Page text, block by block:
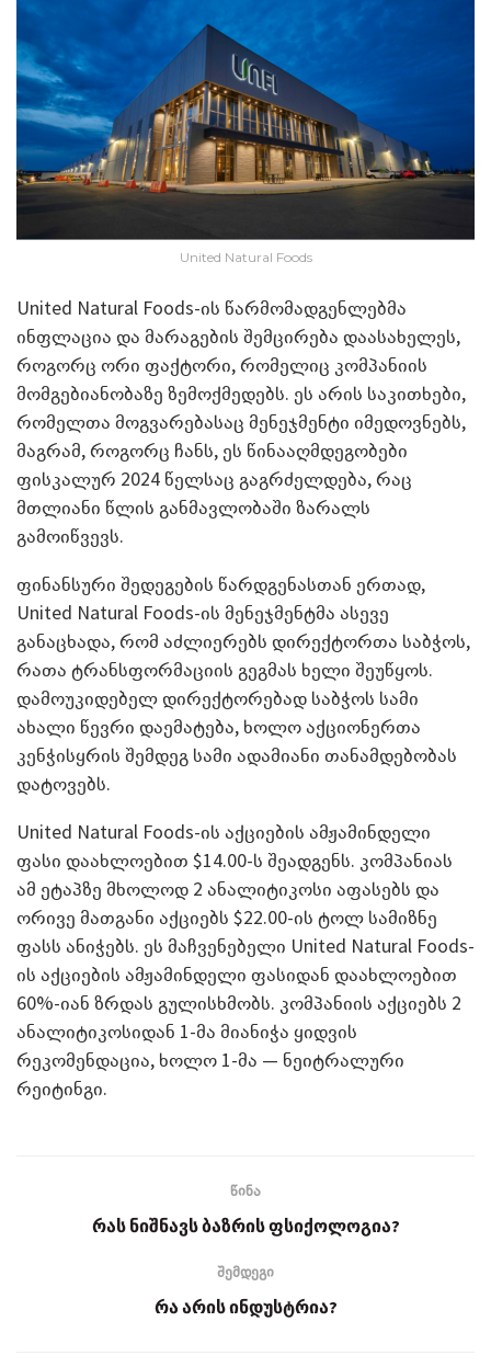
United Natural Foods
United Natural Foods-ის წარმომადგენლებმა
ინფლაცია და მარაგების შემცირება დაასახელეს,
როგორც ორი ფაქტორი, რომელიც კომპანიის
მომგებიანობაზე ზემოქმედებს. ეს არის საკითხები,
რომელთა მოგვარებასაც მენეჯმენტი იმედოვნებს,
მაგრამ, როგორც ჩანს, ეს წინააღმდეგობები
ფისკალურ 2024 წელსაც გაგრძელდება, რაც
მთლიანი წლის განმავლობაში ზარალს
გამოიწვევს.
ფინანსური შედეგების წარდგენასთან ერთად,
United Natural Foods-ის მენეჯმენტმა ასევე
განაცხადა, რომ აძლიერებს დირექტორთა საბჭოს,
რათა ტრანსფორმაციის გეგმას ხელი შეუწყოს.
დამოუკიდებელ დირექტორებად საბჭოს სამი
ახალი წევრი დაემატება, ხოლო აქციონერთა
კენჭისყრის შემდეგ სამი ადამიანი თანამდებობას
დატოვებს.
United Natural Foods-ის აქციების ამჟამინდელი
ფასი დაახლოებით $14.00-ს შეადგენს. კომპანიას
ამ ეტაპზე მხოლოდ 2 ანალიტიკოსი აფასებს და
ორივე მათგანი აქციებს $22.00-ის ტოლ სამიზნე
ფასს ანიჭებს. ეს მაჩვენებელი United Natural Foods-
ის აქციების ამჟამინდელი ფასიდან დაახლოებით
60%-იან ზრდას გულისხმობს. კომპანიის აქციებს 2
ანალიტიკოსიდან 1-მა მიანიჭა ყიდვის
რეკომენდაცია, ხოლო 1-მა — ნეიტრალური
რეიტინგი.
წინა
რას ნიშნავს ბაზრის ფსიქოლოგია?
შემდეგი
რა არის ინდუსტრია?